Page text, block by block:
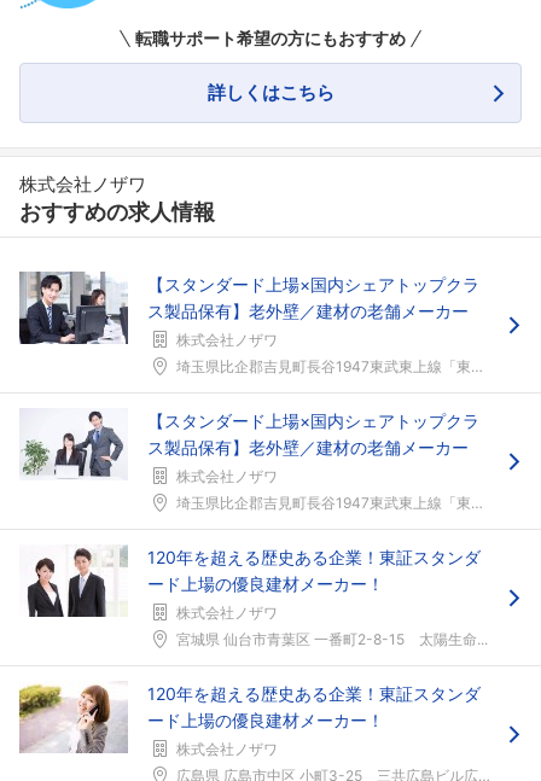
転職サポート希望の方にもおすすめ
詳しくはこちら
株式会社ノザワ
おすすめの求人情報
【スタンダード上場×国内シェアトップクラ
ス製品保有】老外壁／建材の老舗メーカー
株式会社ノザワ
埼玉県比企郡吉見町長谷1947東武東上線「東松山」...
【スタンダード上場×国内シェアトップクラ
ス製品保有】老外壁／建材の老舗メーカー
株式会社ノザワ
埼玉県比企郡吉見町長谷1947東武東上線「東松山」...
120年を超える歴史ある企業！東証スタンダ
ード上場の優良建材メーカー！
株式会社ノザワ
宮城県 仙台市青葉区 一番町2-8-15 太陽生命...
120年を超える歴史ある企業！東証スタンダ
ード上場の優良建材メーカー！
株式会社ノザワ
広島県 広島市中区 小町3-25 三共広島ビル広島...